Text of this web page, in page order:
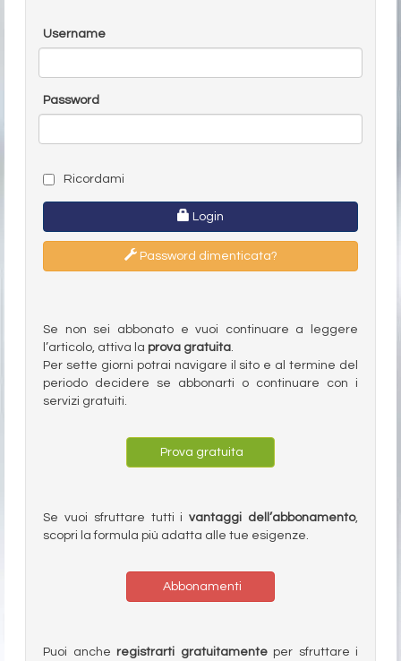
Username
Password
Ricordami
Login
Password dimenticata?
Se non sei abbonato e vuoi continuare a leggere
l’articolo, attiva la prova gratuita.
Per sette giorni potrai navigare il sito e al termine del
periodo decidere se abbonarti o continuare con i
servizi gratuiti.
Prova gratuita
Se vuoi sfruttare tutti ivantaggi dell’abbonamento,
scopri la formula più adatta alle tue esigenze.
Abbonamenti
Puoi anche registrarti gratuitamenteper sfruttare i